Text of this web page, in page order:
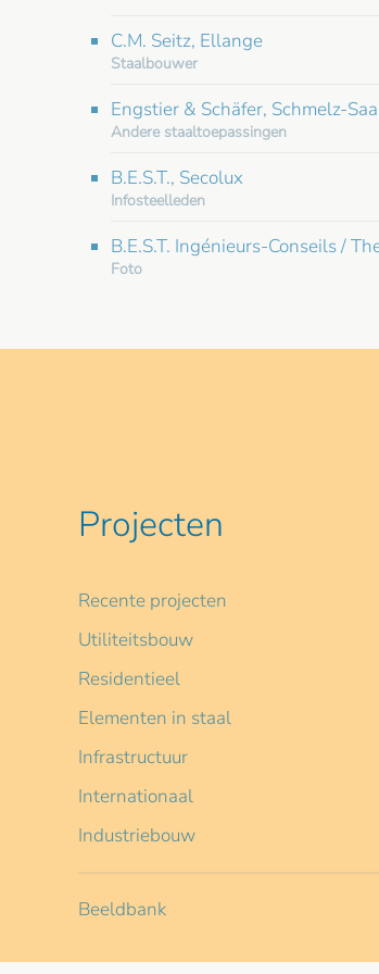
C.M. Seitz, Ellange
Staalbouwer
Engstier & Schäfer, Schmelz-
Andere staaltoepassingen
B.E.S.T., Secolux
Infosteelleden
B.E.S.T. Ingénieurs-Conseils /
Foto
Projecten
Recente projecten
Utiliteitsbouw
Residentieel
Elementen in staal
Infrastructuur
Internationaal
Industriebouw
Beeldbank